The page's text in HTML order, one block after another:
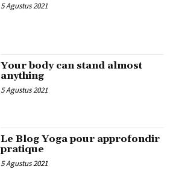
5 Agustus 2021
Your body can stand almost
anything
5 Agustus 2021
Le Blog Yoga pour approfondir
pratique
5 Agustus 2021